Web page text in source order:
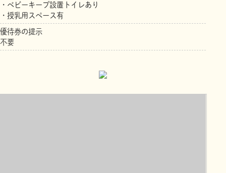
・ベビーキープ設置トイレあり
・授乳用スペース有
優待券の提示
不要